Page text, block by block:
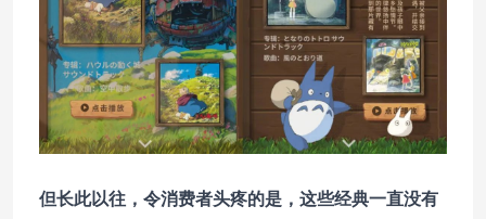
但长此以往，令消费者头疼的是，这些经典一直没有